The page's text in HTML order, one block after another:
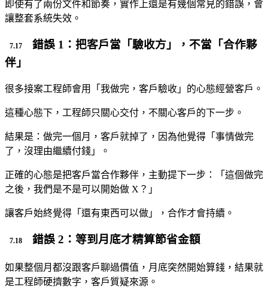
即使有了兩份文件和節奏，實作上還是有幾個常見的錯誤，會
讓整套系統失效。
錯誤 1：把客戶當「驗收方」，不當「合作夥
伴」
很多接案工程師會用「我做完，客戶驗收」的心態經營客戶。
這種心態下，工程師只關心交付，不關心客戶的下一步。
結果是：做完一個月，客戶就掉了，因為他覺得「事情做完
了，沒理由繼續付錢」。
正確的心態是把客戶當合作夥伴，主動提下一步：「這個做完
之後，我們是不是可以開始做 X？」
讓客戶始終覺得「還有東西可以做」，合作才會持續。
錯誤 2：等到月底才精算節省金額
如果整個月都沒跟客戶聊過價值，月底突然開始算錢，結果就
是工程師硬擠數字，客戶質疑來源。